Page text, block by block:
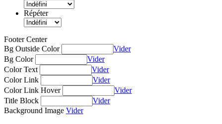
Répéter
Footer Center
Bg Outside Color
Vider
Bg Color
Vider
Color Text
Vider
Color Link
Vider
Color Link Hover
Vider
Title Block
Vider
Background Image Vider